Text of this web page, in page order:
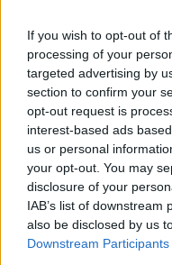
If you wish to opt-out of
processing of your
targeted advertising by
section to confirm your
opt-out request is
interest-based ads
us or personal
your opt-out. You may
disclosure of your
IAB’s list of
also be disclosed by us
Downstream Participants
Αθλητισμός|
Έφυγε για
με την
Η Γερμανία και η
διαφορές τους σε
τελευταία